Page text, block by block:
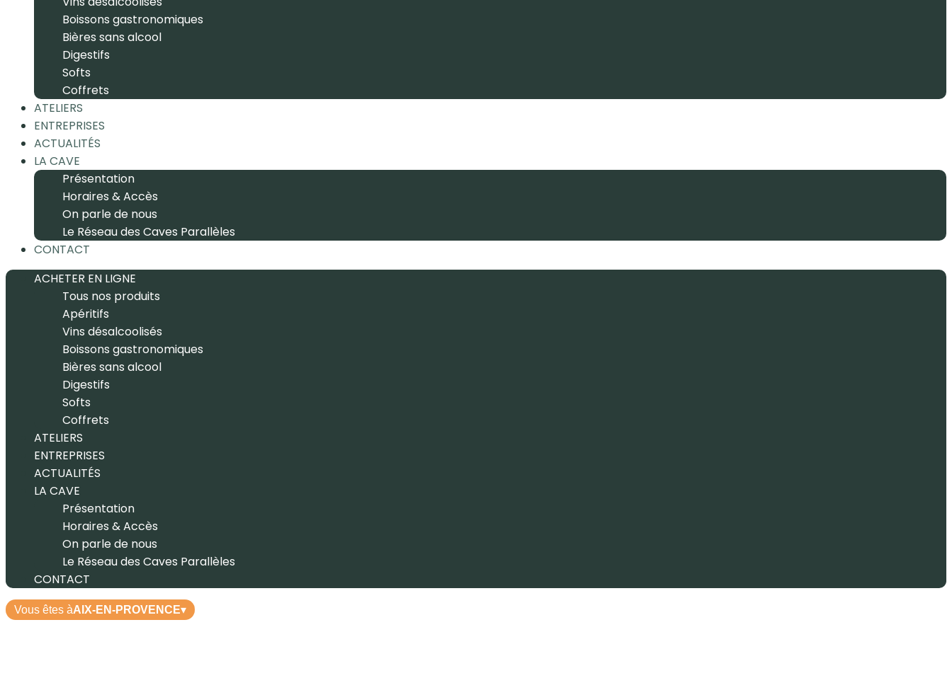
Boissons gastronomiques
Bières sans alcool
Digestifs
Softs
Coffrets
ATELIERS
ENTREPRISES
ACTUALITÉS
LA CAVE
Présentation
Horaires & Accès
On parle de nous
Le Réseau des Caves Parallèles
CONTACT
ACHETER EN LIGNE
Tous nos produits
Apéritifs
Vins désalcoolisés
Boissons gastronomiques
Bières sans alcool
Digestifs
Softs
Coffrets
ATELIERS
ENTREPRISES
ACTUALITÉS
LA CAVE
Présentation
Horaires & Accès
On parle de nous
Le Réseau des Caves Parallèles
CONTACT
Vous êtes àAIX-EN-PROVENCE▾